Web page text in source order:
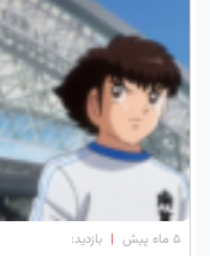
۵ ماه پیش | بازدید: